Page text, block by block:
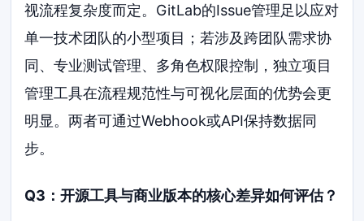
视流程复杂度而定。GitLab的Issue管理足以应对
单一技术团队的小型项目；若涉及跨团队需求协
同、专业测试管理、多角色权限控制，独立项目
管理工具在流程规范性与可视化层面的优势会更
明显。两者可通过Webhook或API保持数据同
步。
Q3：开源工具与商业版本的核心差异如何评估？